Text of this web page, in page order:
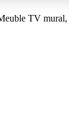
TV mural,